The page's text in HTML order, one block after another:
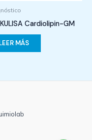
Cardiolipin-GM
MÁS